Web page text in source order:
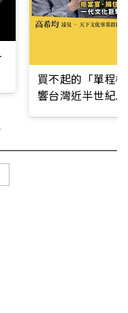
買不起的「單程
響台灣近半世紀